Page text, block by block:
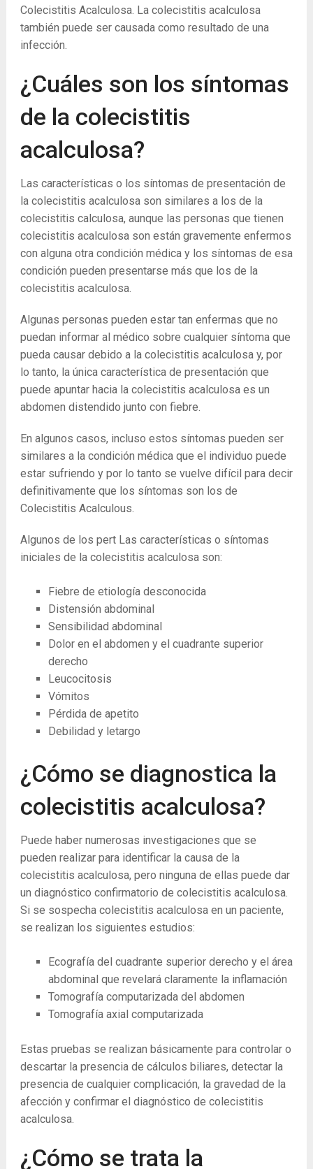
Colecistitis Acalculosa. La colecistitis acalculosa
también puede ser causada como resultado de una
infección.
¿Cuáles son los síntomas
de la colecistitis
acalculosa?
Las características o los síntomas de presentación de
la colecistitis acalculosa son similares a los de la
colecistitis calculosa, aunque las personas que tienen
colecistitis acalculosa son están gravemente enfermos
con alguna otra condición médica y los síntomas de esa
condición pueden presentarse más que los de la
colecistitis acalculosa.
Algunas personas pueden estar tan enfermas que no
puedan informar al médico sobre cualquier síntoma que
pueda causar debido a la colecistitis acalculosa y, por
lo tanto, la única característica de presentación que
puede apuntar hacia la colecistitis acalculosa es un
abdomen distendido junto con fiebre.
En algunos casos, incluso estos síntomas pueden ser
similares a la condición médica que el individuo puede
estar sufriendo y por lo tanto se vuelve difícil para decir
definitivamente que los síntomas son los de
Colecistitis Acalculous.
Algunos de los pert Las características o síntomas
iniciales de la colecistitis acalculosa son:
Fiebre de etiología desconocida
Distensión abdominal
Sensibilidad abdominal
Dolor en el abdomen y el cuadrante superior
derecho
Leucocitosis
Vómitos
Pérdida de apetito
Debilidad y letargo
¿Cómo se diagnostica la
colecistitis acalculosa?
Puede haber numerosas investigaciones que se
pueden realizar para identificar la causa de la
colecistitis acalculosa, pero ninguna de ellas puede dar
un diagnóstico confirmatorio de colecistitis acalculosa.
Si se sospecha colecistitis acalculosa en un paciente,
se realizan los siguientes estudios:
Ecografía del cuadrante superior derecho y el área
abdominal que revelará claramente la inflamación
Tomografía computarizada del abdomen
Tomografía axial computarizada
Estas pruebas se realizan básicamente para controlar o
descartar la presencia de cálculos biliares, detectar la
presencia de cualquier complicación, la gravedad de la
afección y confirmar el diagnóstico de colecistitis
acalculosa.
¿Cómo se trata la